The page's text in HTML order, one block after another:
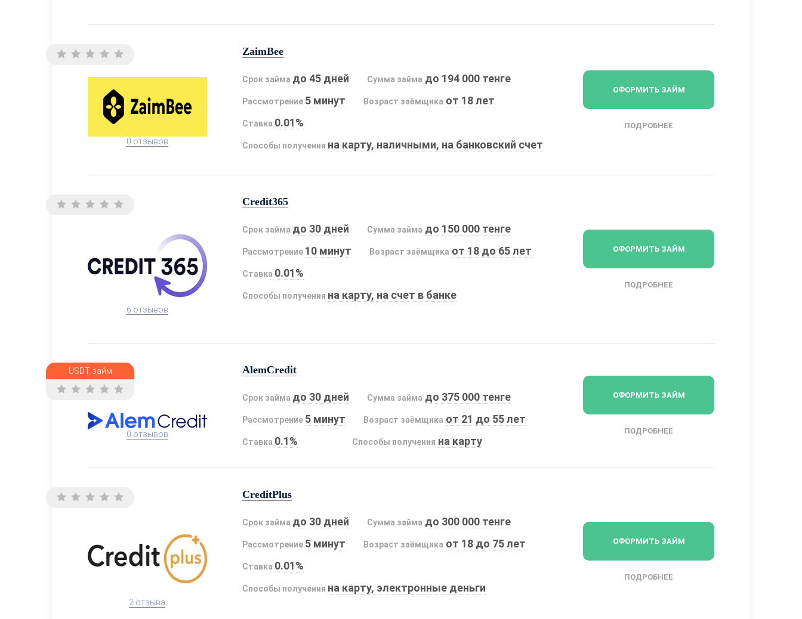
0 отзывов
ZaimBee
Срок займа до 45 дней Сумма займа до 194 000 тенге
Рассмотрение 5 минут Возраст заёмщика от 18 лет
Ставка 0.01%
Способы получения на карту, наличными, на банковский счет
ОФОРМИТЬ ЗАЙМ
ПОДРОБНЕЕ
6 отзывов
Credit365
Срок займа до 30 дней Сумма займа до 150 000 тенге
Рассмотрение 10 минут Возраст заёмщика от 18 до 65 лет
Ставка 0.01%
Способы получения на карту, на счет в банке
ОФОРМИТЬ ЗАЙМ
ПОДРОБНЕЕ
USDT займ
0 отзывов
AlemCredit
Срок займа до 30 дней Сумма займа до 375 000 тенге
Рассмотрение 5 минут Возраст заёмщика от 21 до 55 лет
Ставка 0.1% Способы получения на карту
ОФОРМИТЬ ЗАЙМ
ПОДРОБНЕЕ
2 отзыва
CreditPlus
Срок займа до 30 дней Сумма займа до 300 000 тенге
Рассмотрение 5 минут Возраст заёмщика от 18 до 75 лет
Ставка 0.01%
Способы получения на карту, электронные деньги
ОФОРМИТЬ ЗАЙМ
ПОДРОБНЕЕ